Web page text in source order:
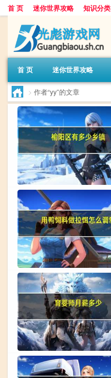
首 页 迷你世界攻略 知识分类
首 页 迷你世界攻略
> 作者“yy”的文章